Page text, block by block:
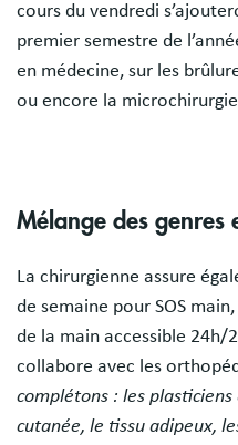
cours du vendredi
premier semestre de
en médecine, sur les
ou encore la
Mélange des genres
La chirurgienne assure
de semaine pour SOS
de la main accessible 24h/
collabore avec les
complétons : les
cutanée, le tissu adipeux,